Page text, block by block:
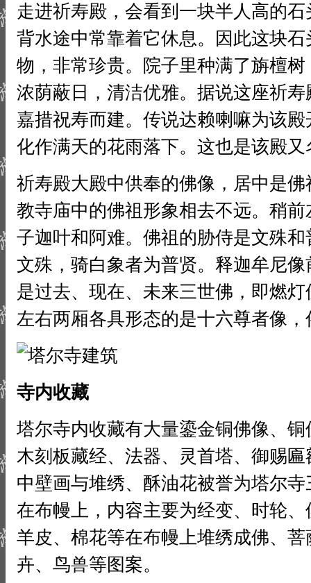
走进祈寿殿，会看到一块半人高的
背水途中常靠着它休息。因此这块
物，非常珍贵。院子里种满了旃檀
浓荫蔽日，清洁优雅。据说这座祈
嘉措祝寿而建。传说达赖喇嘛为该
化作满天的花雨落下。这也是该殿又
祈寿殿大殿中供奉的佛像，居中是
教寺庙中的佛祖形象相去不远。稍
子迦叶和阿难。佛祖的胁侍是文殊
文殊，骑白象者为普贤。释迦牟尼
是过去、现在、未来三世佛，即燃
左右两厢各具形态的是十六尊者像，
寺内收藏
塔尔寺内收藏有大量鎏金铜佛像、
木刻板藏经、法器、灵首塔、御赐
中壁画与堆绣、酥油花被誉为塔尔
在布幔上，内容主要为经变、时轮
羊皮、棉花等在布幔上堆绣成佛、
卉、鸟兽等图案。